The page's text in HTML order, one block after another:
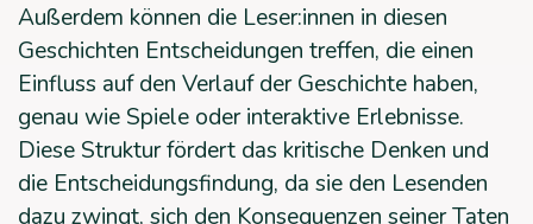
Außerdem können die Leser:innen in diesen
Geschichten Entscheidungen treffen, die einen
Einfluss auf den Verlauf der Geschichte haben,
genau wie Spiele oder interaktive Erlebnisse.
Diese Struktur fördert das kritische Denken und
die Entscheidungsfindung, da sie den Lesenden
dazu zwingt, sich den Konsequenzen seiner Taten